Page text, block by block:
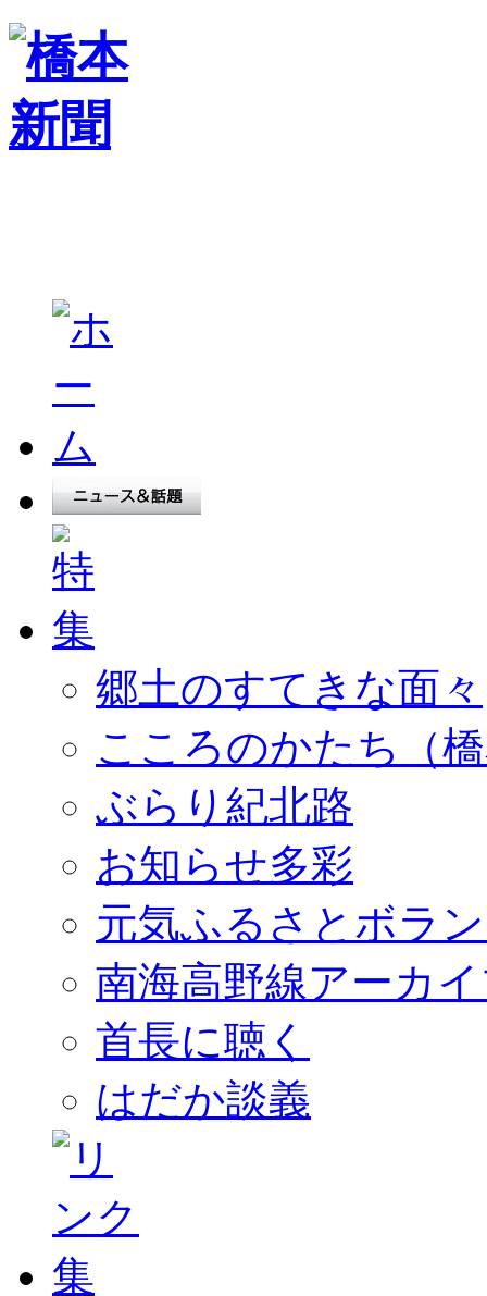
郷土のすてきな面々
こころのかたち（
ぶらり紀北路
お知らせ多彩
元気ふるさとボラ
南海高野線アーカ
首長に聴く
はだか談義